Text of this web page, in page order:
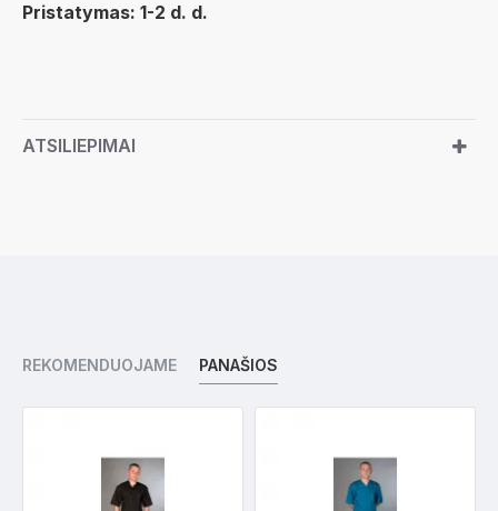
Pristatymas: 1-2 d. d.
ATSILIEPIMAI
REKOMENDUOJAME PANAŠIOS